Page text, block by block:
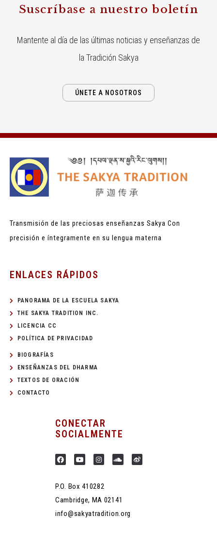
Suscríbase a nuestro boletín
Mantente al día de las últimas noticias y enseñanzas de
la Tradición Sakya
ÚNETE A NOSOTROS
Transmisión de las preciosas enseñanzas Sakya Con
precisión e íntegramente en su lengua materna
ENLACES RÁPIDOS
PANORAMA DE LA ESCUELA SAKYA
THE SAKYA TRADITION INC.
LICENCIA CC
POLÍTICA DE PRIVACIDAD
BIOGRAFÍAS
ENSEÑANZAS DEL DHARMA
TEXTOS DE ORACIÓN
CONTACTO
CONECTAR
SOCIALMENTE
P.O. Box 410282
Cambridge, MA 02141
info@sakyatradition.org